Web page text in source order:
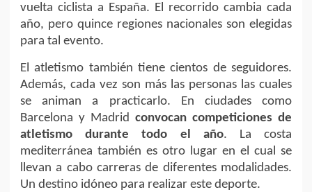
vuelta ciclista a España. El recorrido cambia cada
año, pero quince regiones nacionales son elegidas
para tal evento.
El atletismo también tiene cientos de seguidores.
Además, cada vez son más las personas las cuales
se animan a practicarlo. En ciudades como
Barcelona y Madrid convocan competiciones de
atletismo durante todo el año. La costa
mediterránea también es otro lugar en el cual se
llevan a cabo carreras de diferentes modalidades.
Un destino idóneo para realizar este deporte.